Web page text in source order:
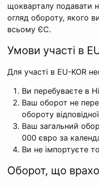
щокварталу подавати
огляд обороту, якого
всьому ЄС.
Умови участі в
Для участі в EU-KOR
Ви перебуваєте в
Ваш оборот не
обороту
Ваш загальний
000 євро за
Ви не імпортуєте
Оборот, що